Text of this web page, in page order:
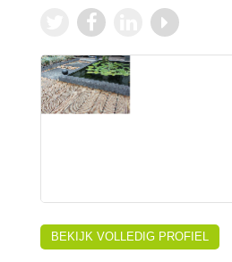
BEKIJK VOLLEDIG PROFIEL